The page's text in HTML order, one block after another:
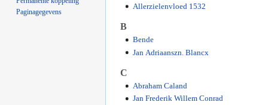
Allerzielenvloed 1532
B
Bende
Jan Adriaanszn. Blancx
C
Abraham Caland
Jan Frederik Willem Conrad
Paginagegevens